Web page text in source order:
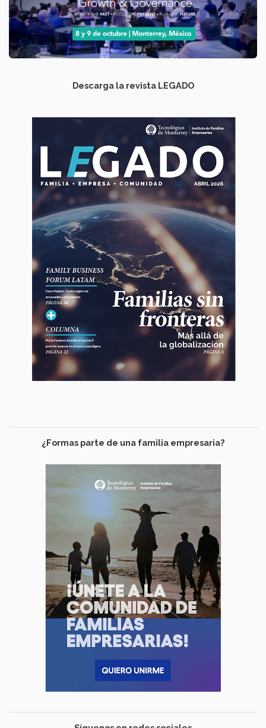
Descarga la revista LEGADO
¿Formas parte de una familia empresaria?